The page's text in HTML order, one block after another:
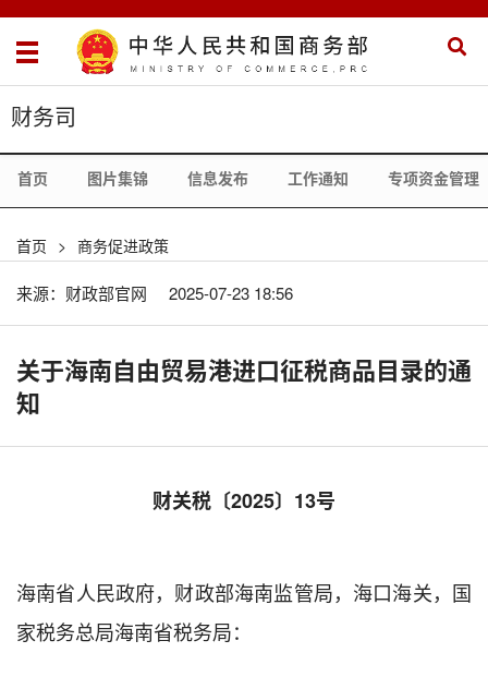
财务司
首页 图片集锦 信息发布 工作通知 专项资金管理
首页 > 商务促进政策
来源：财政部官网 2025-07-23 18:56
关于海南自由贸易港进口征税商品目录的通
知
财关税〔2025〕13号
海南省人民政府，财政部海南监管局，海口海关，国
家税务总局海南省税务局：